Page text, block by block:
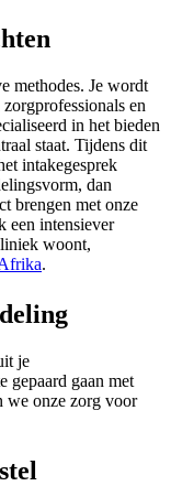
methodes. Je wordt
en
in het bieden
staat. Tijdens dit
intakegesprek
dan
brengen met onze
een intensiever
woont,
.
je
gepaard gaan met
we onze zorg voor